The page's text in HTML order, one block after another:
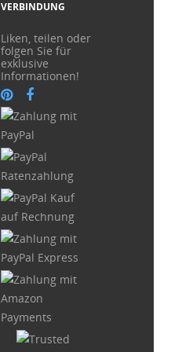
VERBINDUNG
Liken, teilen oder
folgen Sie für
exklusive
Informationen!